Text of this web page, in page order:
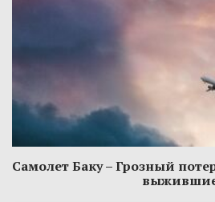
Самолет Баку – Грозный